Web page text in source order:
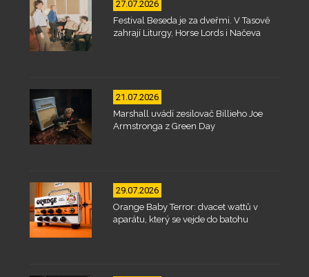
27.07.2026
Festival Beseda je za dveřmi. V Tasově
zahrají Liturgy, Horse Lords i Načeva
21.07.2026
Marshall uvádí zesilovač Billieho Joe
Armstronga z Green Day
29.07.2026
Orange Baby Terror: dvacet wattů v
aparátu, který se vejde do batohu